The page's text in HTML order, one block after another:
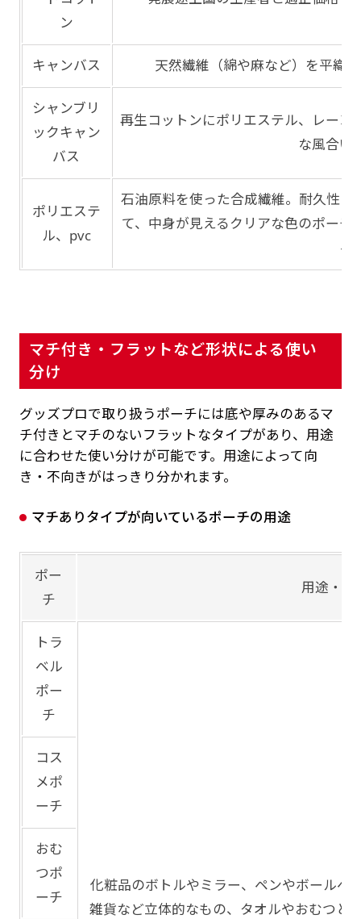
ン
キャンバス 天然繊維（綿や麻など）を平織
シャンブリ
ックキャン
バス
再生コットンにポリエステル、レー
な風合い
ポリエステ
ル、pvc
石油原料を使った合成繊維。耐久性
て、中身が見えるクリアな色のポー
る
マチ付き・フラットなど形状による使い
分け
グッズプロで取り扱うポーチには底や厚みのあるマ
チ付きとマチのないフラットなタイプがあり、用途
に合わせた使い分けが可能です。用途によって向
き・不向きがはっきり分かれます。
マチありタイプが向いているポーチの用途
ポー
チ
用途・特
トラ
ベル
ポー
チ
化粧品のボトルやミラー、ペンやボールペ
雑貨など立体的なもの、タオルやおむつと
コス
メポ
ーチ
おむ
つポ
ーチ